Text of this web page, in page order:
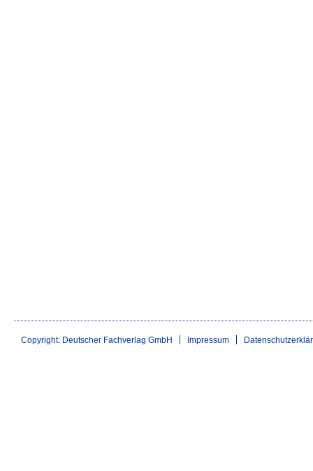
Copyright: Deutscher Fachverlag GmbH Impressum